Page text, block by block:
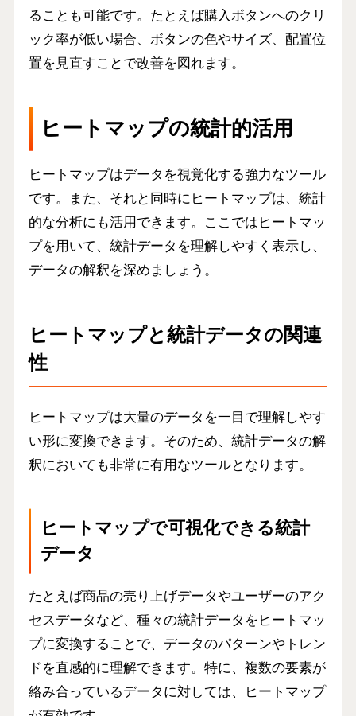
る ことも可能です。たとえば購入ボタンへのクリ
ック率が低い場合、ボタンの色やサイズ、配置位
置を見直すことで改善を図れます。
ヒートマップの統計的活用
ヒートマップはデータを視覚化する強力なツール
です。また、それと同時にヒートマップは、 統計
的な分析にも活用できます。ここではヒートマッ
プを用いて、統計データを理解しやすく表示し、
データの解釈を深めましょう。
ヒートマップと統計データの関連
性
ヒートマップは大量のデータを一目で理解しやす
い形に変換できます。そのため、統計データの解
釈においても非常に有用なツールとなります。
ヒートマップで可視化できる統計
データ
たとえば商品の売り上げデータやユーザーのアク
セスデータなど、種々の統計データをヒートマッ
プに変換することで、データのパターンやトレン
ドを直感的に理解できます。特に、 複数の要素が
絡み合っているデータ に対しては、ヒートマップ